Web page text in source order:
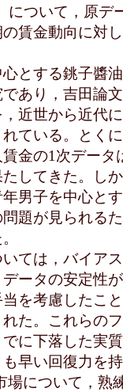
について，原デ
賃金動向に対
とする銚子醬
あり，吉田論
近世から近代
ている。とく
金の1次データ
してきた。し
男子を中心と
題が見られる
ては，バイア
ータの安定性
当を考慮したこ
た。これらの
に下落した実
早い回復力を
場について，熟